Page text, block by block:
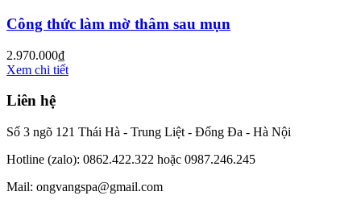
Công thức làm mờ thâm sau mụn
2.970.000₫
Xem chi tiết
Liên hệ
Số 3 ngõ 121 Thái Hà - Trung Liệt - Đống Đa - Hà Nội
Hotline (zalo): 0862.422.322 hoặc 0987.246.245
Mail: ongvangspa@gmail.com